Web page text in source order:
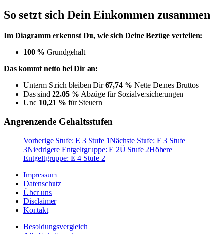
So setzt sich Dein Einkommen zusammen
Im Diagramm erkennst Du, wie sich Deine Bezüge verteilen:
100 % Grundgehalt
Das kommt netto bei Dir an:
Unterm Strich bleiben Dir67,74 % Nette Deines Bruttos
Das sind 22,05 % Abzüge für Sozialversicherungen
Und 10,21 % für Steuern
Angrenzende Gehaltsstufen
Vorherige Stufe: E 3 Stufe 1Nächste Stufe: E 3 Stufe
3Niedrigere Entgeltgruppe: E 2Ü Stufe 2Höhere
Entgeltgruppe: E 4 Stufe 2
Impressum
Datenschutz
Über uns
Disclaimer
Kontakt
Besoldungsvergleich